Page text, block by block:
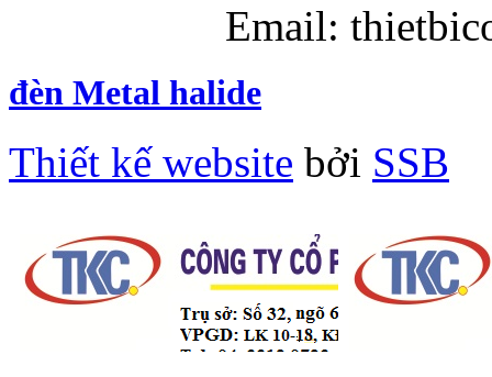
Email:
đèn Metal halide
Thiết kế website bởi SSB